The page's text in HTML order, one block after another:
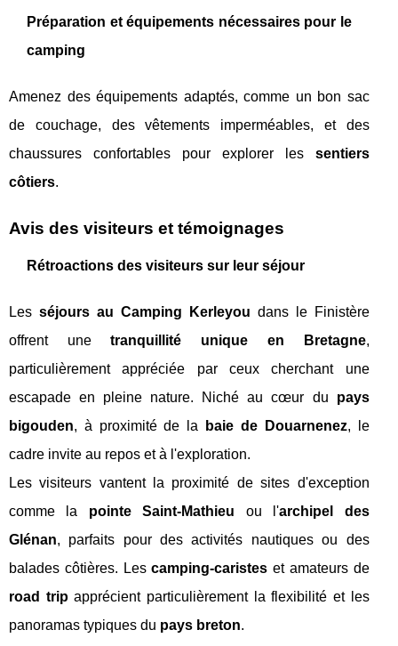
Préparation et équipements nécessaires pour le
camping
Amenez des équipements adaptés, comme un bon sac
de couchage, des vêtements imperméables, et des
chaussures confortables pour explorer les sentiers
côtiers.
Avis des visiteurs et témoignages
Rétroactions des visiteurs sur leur séjour
Les séjours au Camping Kerleyou dans le Finistère
offrent unetranquillité unique en Bretagne,
particulièrement appréciée par ceux cherchant une
escapade en pleine nature. Niché au cœur du pays
bigouden, à proximité de la baie de Douarnenez, le
cadre invite au repos et à l'exploration.
Les visiteurs vantent la proximité de sites d'exception
comme la pointe Saint-Mathieu ou l'archipel des
Glénan, parfaits pour des activités nautiques ou des
balades côtières. Lescamping-caristes et amateurs de
road tripapprécient particulièrement la flexibilité et les
panoramas typiques du pays breton.